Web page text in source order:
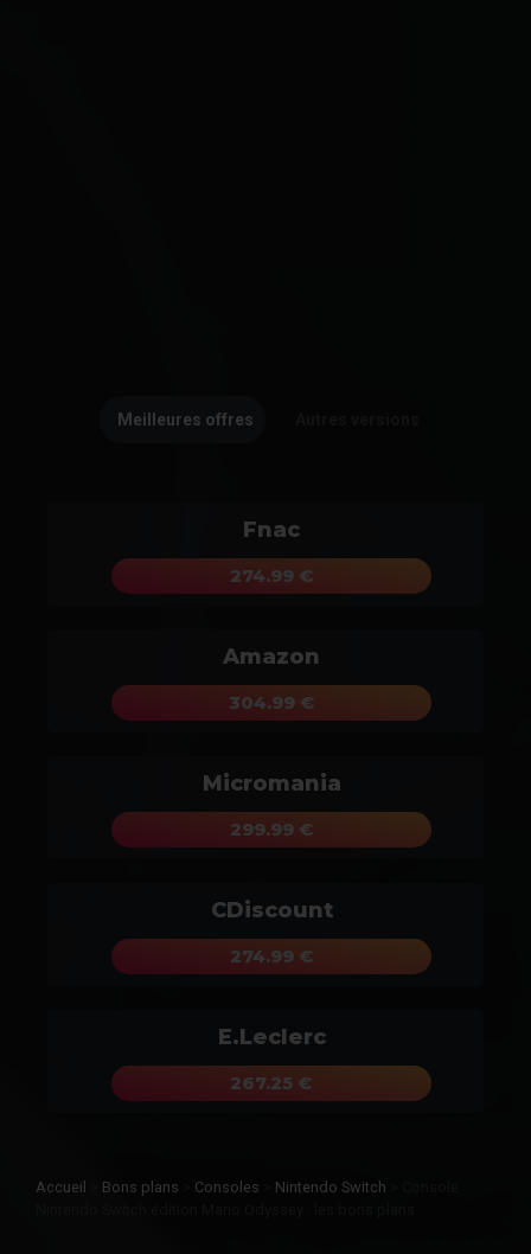
Meilleures offres
Fnac
274.99 €
Amazon
304.99 €
Micromania
299.99 €
CDiscount
274.99 €
E.Leclerc
267.25 €
Accueil Bons plans Consoles Nintendo Switch